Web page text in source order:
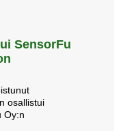
SensorFu
osallistui
Oy:n